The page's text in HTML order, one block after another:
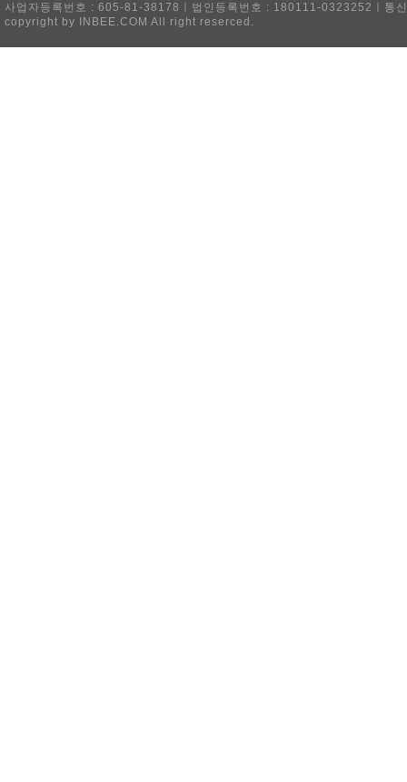
사업자등록번호 : 605-81-38178ㅣ법인등록번호 : 180111-0323252ㅣ통
copyright by INBEE.COM All right reserced.